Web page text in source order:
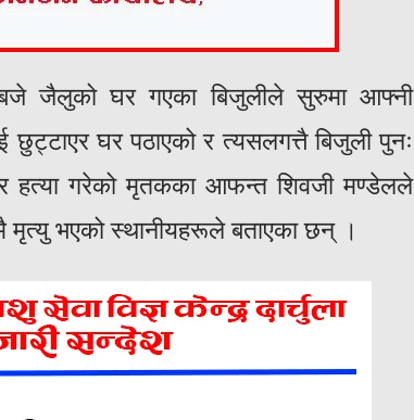
जैलुको घर गएका बिजुलीले सुरुमा आफ्नी
घर पठाएको र त्यसलगत्तै बिजुली पुनः
हत्या गरेको मृतकका आफन्त शिवजी मण्डेलले
भएको स्थानीयहरूले बताएका छन् ।